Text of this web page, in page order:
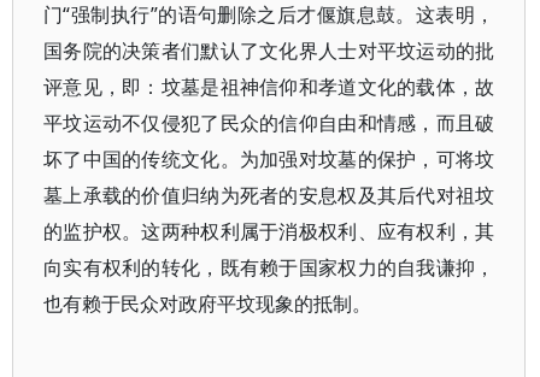
门“强制执行”的语句删除之后才偃旗息鼓。这表明，
国务院的决策者们默认了文化界人士对平坟运动的批
评意见，即：坟墓是祖神信仰和孝道文化的载体，故
平坟运动不仅侵犯了民众的信仰自由和情感，而且破
坏了中国的传统文化。为加强对坟墓的保护，可将坟
墓上承载的价值归纳为死者的安息权及其后代对祖坟
的监护权。这两种权利属于消极权利、应有权利，其
向实有权利的转化，既有赖于国家权力的自我谦抑，
也有赖于民众对政府平坟现象的抵制。